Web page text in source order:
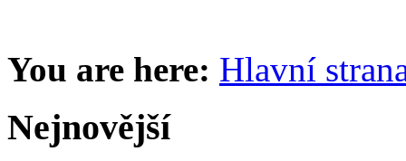
You are here: Hlavní
Nejnovější